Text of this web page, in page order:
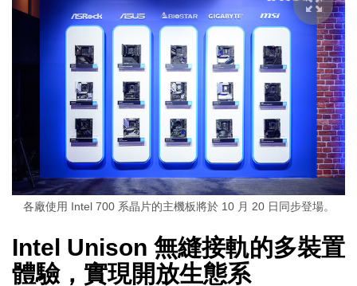
各廠使用 Intel 700 系晶片的主機板將於 10 月 20 日同步登場。
Intel Unison 無縫接軌的多裝置
體驗，實現開放生態系